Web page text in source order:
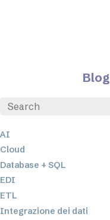
Blog
AI
Cloud
Database + SQL
EDI
ETL
Integrazione dei dati